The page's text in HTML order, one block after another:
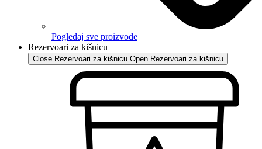
Pogledaj sve proizvode
Rezervoari za kišnicu
Close Rezervoari za kišnicu Open Rezervoari za kišnicu